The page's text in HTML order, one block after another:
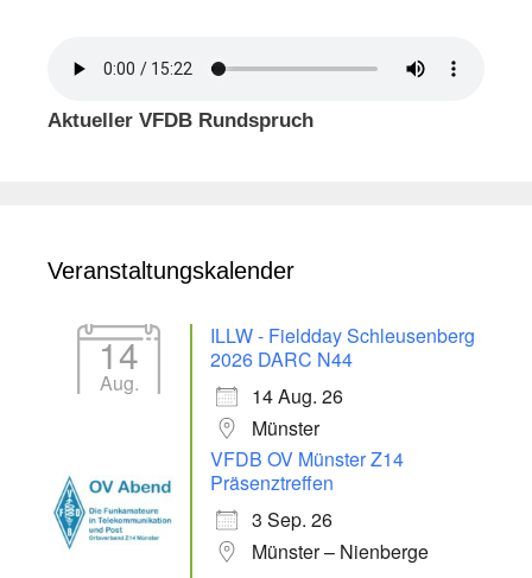
Aktueller VFDB Rundspruch
Veranstaltungskalender
14
Aug.
ILLW - Fieldday Schleusenberg
2026 DARC N44
14 Aug. 26
Münster
VFDB OV Münster Z14
Präsenztreffen
3 Sep. 26
Münster – Nienberge